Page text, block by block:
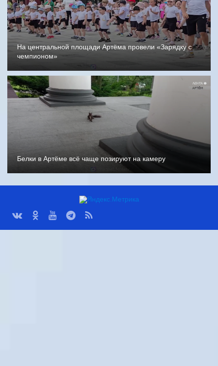
На центральной площади Артёма провели «Зарядку с
чемпионом»
Белки в Артёме всё чаще позируют на камеру